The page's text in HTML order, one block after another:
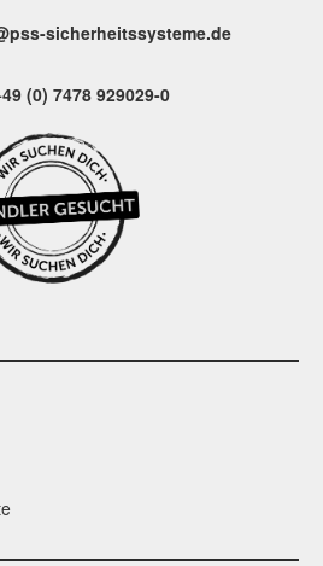
sicherheitssysteme.de
(0) 7478 929029-0